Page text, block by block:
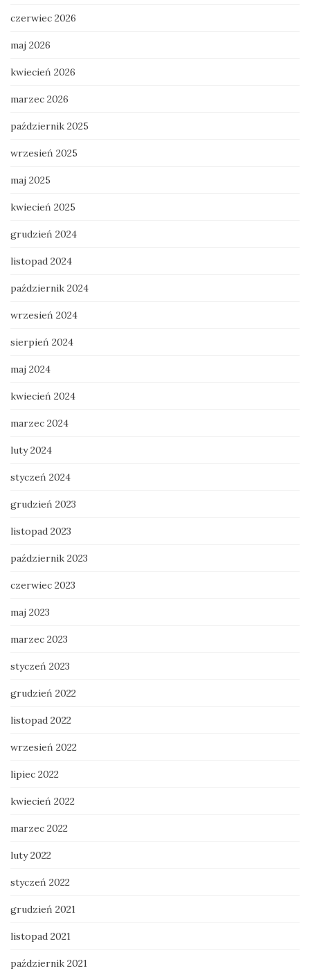
czerwiec 2026
maj 2026
kwiecień 2026
marzec 2026
październik 2025
wrzesień 2025
maj 2025
kwiecień 2025
grudzień 2024
listopad 2024
październik 2024
wrzesień 2024
sierpień 2024
maj 2024
kwiecień 2024
marzec 2024
luty 2024
styczeń 2024
grudzień 2023
listopad 2023
październik 2023
czerwiec 2023
maj 2023
marzec 2023
styczeń 2023
grudzień 2022
listopad 2022
wrzesień 2022
lipiec 2022
kwiecień 2022
marzec 2022
luty 2022
styczeń 2022
grudzień 2021
listopad 2021
październik 2021